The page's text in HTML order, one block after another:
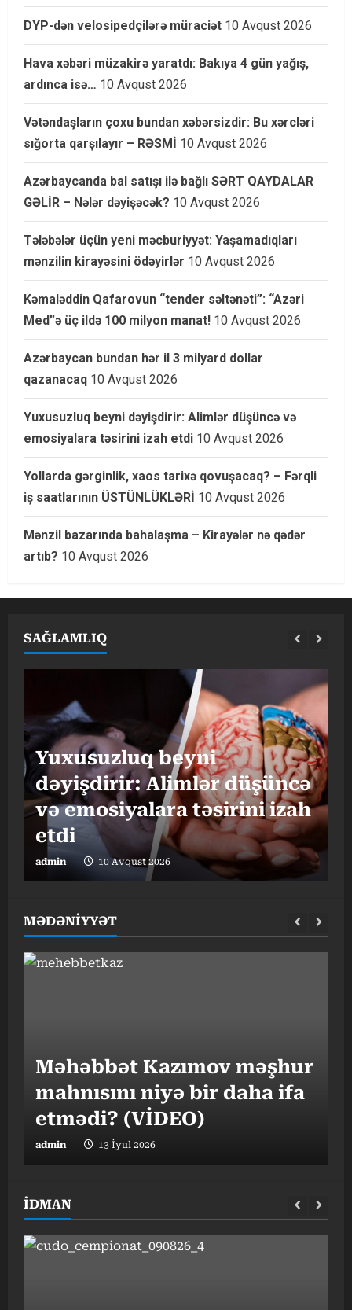
DYP-dən velosipedçilərə müraciət 10 Avqust 2026
Hava xəbəri müzakirə yaratdı: Bakıya 4 gün yağış,
ardınca isə… 10 Avqust 2026
Vətəndaşların çoxu bundan xəbərsizdir: Bu xərcləri
sığorta qarşılayır – RƏSMİ 10 Avqust 2026
Azərbaycanda bal satışı ilə bağlı SƏRT QAYDALAR
GƏLİR – Nələr dəyişəcək? 10 Avqust 2026
Tələbələr üçün yeni məcburiyyət: Yaşamadıqları
mənzilin kirayəsini ödəyirlər 10 Avqust 2026
Kəmaləddin Qafarovun “tender səltənəti”: “Azəri
Med”ə üç ildə 100 milyon manat! 10 Avqust 2026
Azərbaycan bundan hər il 3 milyard dollar
qazanacaq 10 Avqust 2026
Yuxusuzluq beyni dəyişdirir: Alimlər düşüncə və
emosiyalara təsirini izah etdi 10 Avqust 2026
Yollarda gərginlik, xaos tarixə qovuşacaq? – Fərqli
iş saatlarının ÜSTÜNLÜKLƏRİ 10 Avqust 2026
Mənzil bazarında bahalaşma – Kirayələr nə qədər
artıb? 10 Avqust 2026
SAĞLAMLIQ
Yuxusuzluq beyni
dəyişdirir: Alimlər düşüncə
və emosiyalara təsirini izah
etdi
admin 10 Avqust 2026
MƏDƏNİYYƏT
Məhəbbət Kazımov məşhur
mahnısını niyə bir daha ifa
etmədi? (VİDEO)
admin 13 İyul 2026
İDMAN